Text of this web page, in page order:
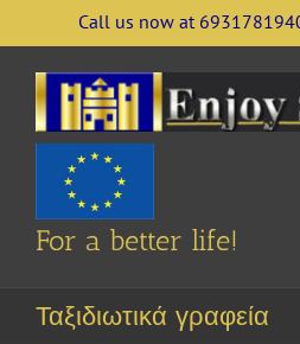
to
content
Call us now at
For a better life!
Ταξιδιωτικά γραφεία